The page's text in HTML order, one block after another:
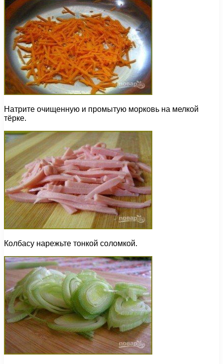
Натрите очищенную и промытую морковь на мелкой
тёрке.
Колбасу нарежьте тонкой соломкой.